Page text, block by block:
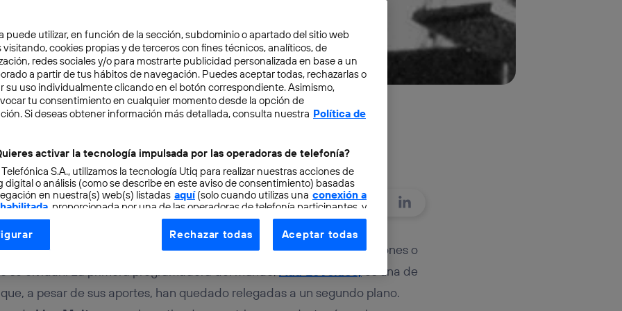
4 min
la física olvidada
de la ciencia y la tecnología hay muchos nombres que, por unas razones o
se olvidan. La primera programadora del mundo,Ada Lovelace,es una de
a pesar de sus aportes, han quedado relegadas a un segundo plano.
puede utilizar, en función de la sección, subdominio o apartado del sitio web
visitando, cookies propias y de terceros con fines técnicos, analíticos, de
redes sociales y/o para mostrarte publicidad personalizada en base a un
a partir de tus hábitos de navegación. Puedes aceptar todas, rechazarlas o
su uso individualmente clicando en el botón correspondiente. Asimismo,
tu consentimiento en cualquier momento desde la opción de
Si deseas obtener información más detallada, consulta nuestra Política de
activar la tecnología impulsada por las operadoras de telefonía?
S.A., utilizamos la tecnología Utiq para realizar nuestras acciones de
digital o análisis (como se describe en este aviso de consentimiento) basadas
en nuestra(s) web(s) listadas aquí(solo cuando utilizas una conexión a
, proporcionada por una de las operadoras de telefonía participantes, y
consentimiento en cada página web).
Utiq está diseñada con la privacidad como prioridad ofreciéndote elección y
tu dirección IP y otra información de la cuenta de cliente de telecomunicaciones
a la conexión que utilizas (p. ej., número de teléfono móvil).
Rechazar todas Aceptar todas